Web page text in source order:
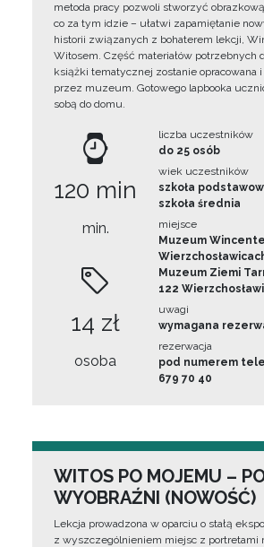
metoda pracy pozwoli stworzyć
co za tym idzie – ułatwi zapamiętanie
historii związanych z bohaterem lekcji,
Witosem. Część materiałów potrzebnych
książki tematycznej zostanie opracowana
przez muzeum. Gotowego lapbooka
sobą do domu.
120 min
min.
14 zł
osoba
liczba uczestników
do 25 osób
wiek uczestników
szkoła
szkoła średnia
miejsce
Muzeum
Muzeum Ziemi
122
uwagi
wymagana
rezerwacja
pod numerem
679 70 40
WITOS PO MOJEMU –
WYOBRAŹNI (NOWOŚĆ)
Lekcja prowadzona w oparciu o stałą
z wyszczególnieniem miejsc z portretami